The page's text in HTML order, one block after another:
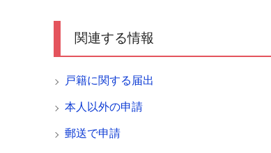
関連する情報
戸籍に関する届出
本人以外の申請
郵送で申請